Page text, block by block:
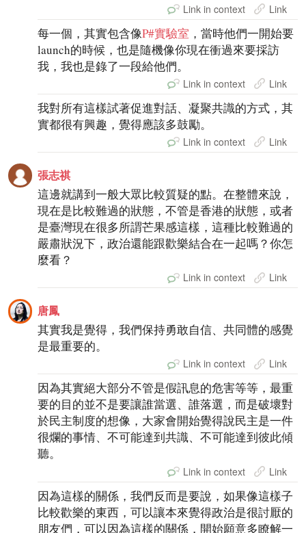
Link in context Link
每一個，其實包含像P#實驗室 ，當時他們一開始要
launch的時候，也是隨機像你現在衝過來要採訪
我，我也是錄了一段給他們。
Link in context Link
我對所有這樣試著促進對話、凝聚共識的方式，其
實都很有興趣，覺得應該多鼓勵。
Link in context Link
張志祺
這邊就講到一般大眾比較質疑的點。在整體來說，
現在是比較難過的狀態，不管是香港的狀態，或者
是臺灣現在很多所謂芒果感這樣，這種比較難過的
嚴肅狀況下，政治還能跟歡樂結合在一起嗎？你怎
麼看？
Link in context Link
唐鳳
其實我是覺得，我們保持勇敢自信、共同體的感覺
是最重要的。
Link in context Link
因為其實絕大部分不管是假訊息的危害等等，最重
要的目的並不是要讓誰當選、誰落選，而是破壞對
於民主制度的想像，大家會開始覺得說民主是一件
很爛的事情、不可能達到共識、不可能達到彼此傾
聽。
Link in context Link
因為這樣的關係，我們反而是要說，如果像這樣子
比較歡樂的東西，可以讓本來覺得政治是很討厭的
朋友們，可以因為這樣的關係，開始願意多瞭解一